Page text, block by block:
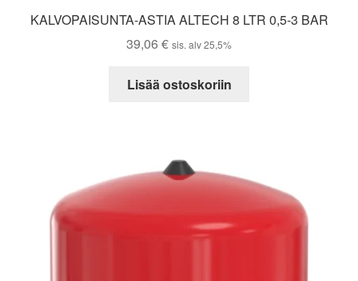
KALVOPAISUNTA-ASTIA ALTECH 8 LTR 0,5-3 BAR
39,06 € sis. alv 25,5%
Lisää ostoskoriin